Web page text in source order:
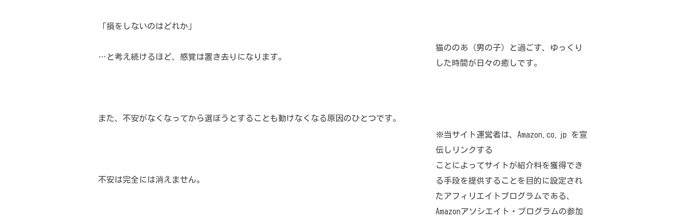
「損をしないのはどれか」
…と考え続けるほど、感覚は置き去りになります。
また、不安がなくなってから選ぼうとすることも動けなくなる原因のひとつです。
不安は完全には消えません。
猫ののあ（男の子）と過ごす、ゆっくり
した時間が日々の癒しです。
※当サイト運営者は、Amazon.co.jp を宣
伝しリンクする
ことによってサイトが紹介料を獲得でき
る手段を提供することを目的に設定され
たアフィリエイトプログラムである、
Amazonアソシエイト・プログラムの参加